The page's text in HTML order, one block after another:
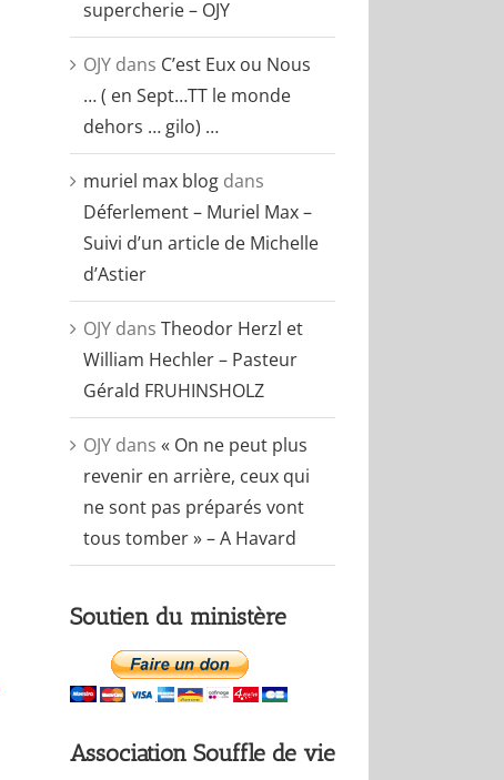
supercherie – OJY
OJYdans C’est Eux ou Nous
… ( en Sept…TT le monde
dehors … gilo) …
muriel max blogdans
Déferlement – Muriel Max –
Suivi d’un article de Michelle
d’Astier
OJYdans Theodor Herzl et
William Hechler – Pasteur
Gérald FRUHINSHOLZ
OJYdans « On ne peut plus
revenir en arrière, ceux qui
ne sont pas préparés vont
tous tomber » – A Havard
Soutien du ministère
Association Souffle de vie